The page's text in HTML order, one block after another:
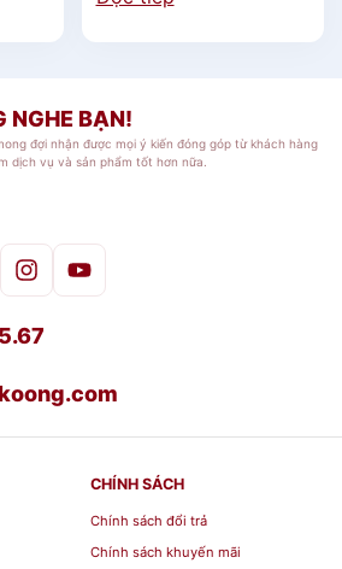
sức khỏe- nhựa PP và nhựa
không chứa BPA là chất có thể
dậy thì sớm ở trẻ nếu
xuyên tiếp xúc
thực phẩm tươi hơn, lâu hơn
năng kín hơi tuyệt đối.
mở có độ bền cao.
rối loạn nội tiết tố, thân thiện
dùng giẻ lau, đồ chùi bằng
NGHE BẠN!
đợi nhận được mọi ý kiến đóng góp từ khách hàng
dịch vụ và sản phẩm tốt hơn nữa.
CHÍNH SÁCH
Chính sách đổi trả
Chính sách khuyến mãi